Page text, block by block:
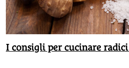
I consigli per cucinare